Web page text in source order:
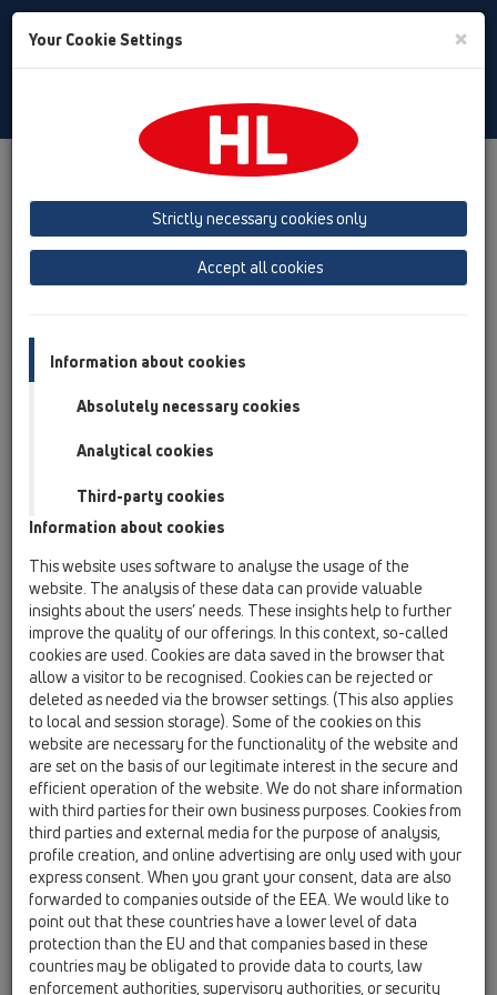
Toggle
Prehľad produktov 19 Príslušenstvo
Prehľad produktov
19 Príslušenstvo
Príslušenstvo
HL01016D
19 Príslušenstvo / Príslušenstvo / Náhradné diely /
O-krúžok DN40
HL01017D
19 Príslušenstvo / Príslušenstvo / Náhradné diely /
HL01017D
O-krúžok DN50
HL01027D
19 Príslušenstvo / Príslušenstvo / Náhradné diely /
HL01027D
Gumenné nástrčkové tesnenie DN50
HL01028D
19 Príslušenstvo / Príslušenstvo / Náhradné diely /
HL01028D
Gumenné nástrčkové tesnenie DN75
HL01029D
19 Príslušenstvo / Príslušenstvo / Náhradné diely /
HL01029D
Gumenné nástrčkové tesnenie DN110
HL01049D
Your Cookie Settings ×
Strictly necessary cookies only
Accept all cookies
Information about cookies
Absolutely necessary cookies
Analytical cookies
Third-party cookies
Information about cookies
This website uses software to analyse the usage of the
website. The analysis of these data can provide valuable
insights about the users’ needs. These insights help to further
improve the quality of our offerings. In this context, so-called
cookies are used. Cookies are data saved in the browser that
allow a visitor to be recognised. Cookies can be rejected or
deleted as needed via the browser settings. (This also applies
to local and session storage). Some of the cookies on this
website are necessary for the functionality of the website and
are set on the basis of our legitimate interest in the secure and
efficient operation of the website. We do not share information
with third parties for their own business purposes. Cookies from
third parties and external media for the purpose of analysis,
profile creation, and online advertising are only used with your
express consent. When you grant your consent, data are also
forwarded to companies outside of the EEA. We would like to
point out that these countries have a lower level of data
protection than the EU and that companies based in these
countries may be obligated to provide data to courts, law
enforcement authorities, supervisory authorities, or security